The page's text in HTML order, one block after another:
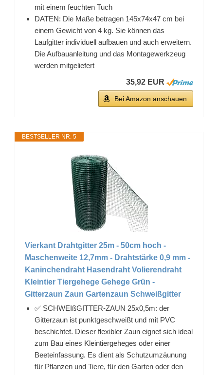
mit einem feuchten Tuch
DATEN: Die Maße betragen 145x74x47 cm bei
einem Gewicht von 4 kg. Sie können das
Laufgitter individuell aufbauen und auch erweitern.
Die Aufbauanleitung und das Montagewerkzeug
werden mitgeliefert
35,92 EUR
Bei Amazon anschauen
BESTSELLER NR. 5
Vierkant Drahtgitter 25m - 50cm hoch -
Maschenweite 12,7mm - Drahtstärke 0,9 mm -
Kaninchendraht Hasendraht Volierendraht
Kleintier Tiergehege Gehege Grün -
Gitterzaun Zaun Gartenzaun Schweißgitter
✅ SCHWEIßGITTER-ZAUN 25x0,5m: der
Gitterzaun ist punktgeschweißt und mit PVC
beschichtet. Dieser flexibler Zaun eignet sich ideal
zum Bau eines Kleintiergeheges oder einer
Beeteinfassung. Es dient als Schutzumzäunung
für Pflanzen und Tiere, für den Garten oder den